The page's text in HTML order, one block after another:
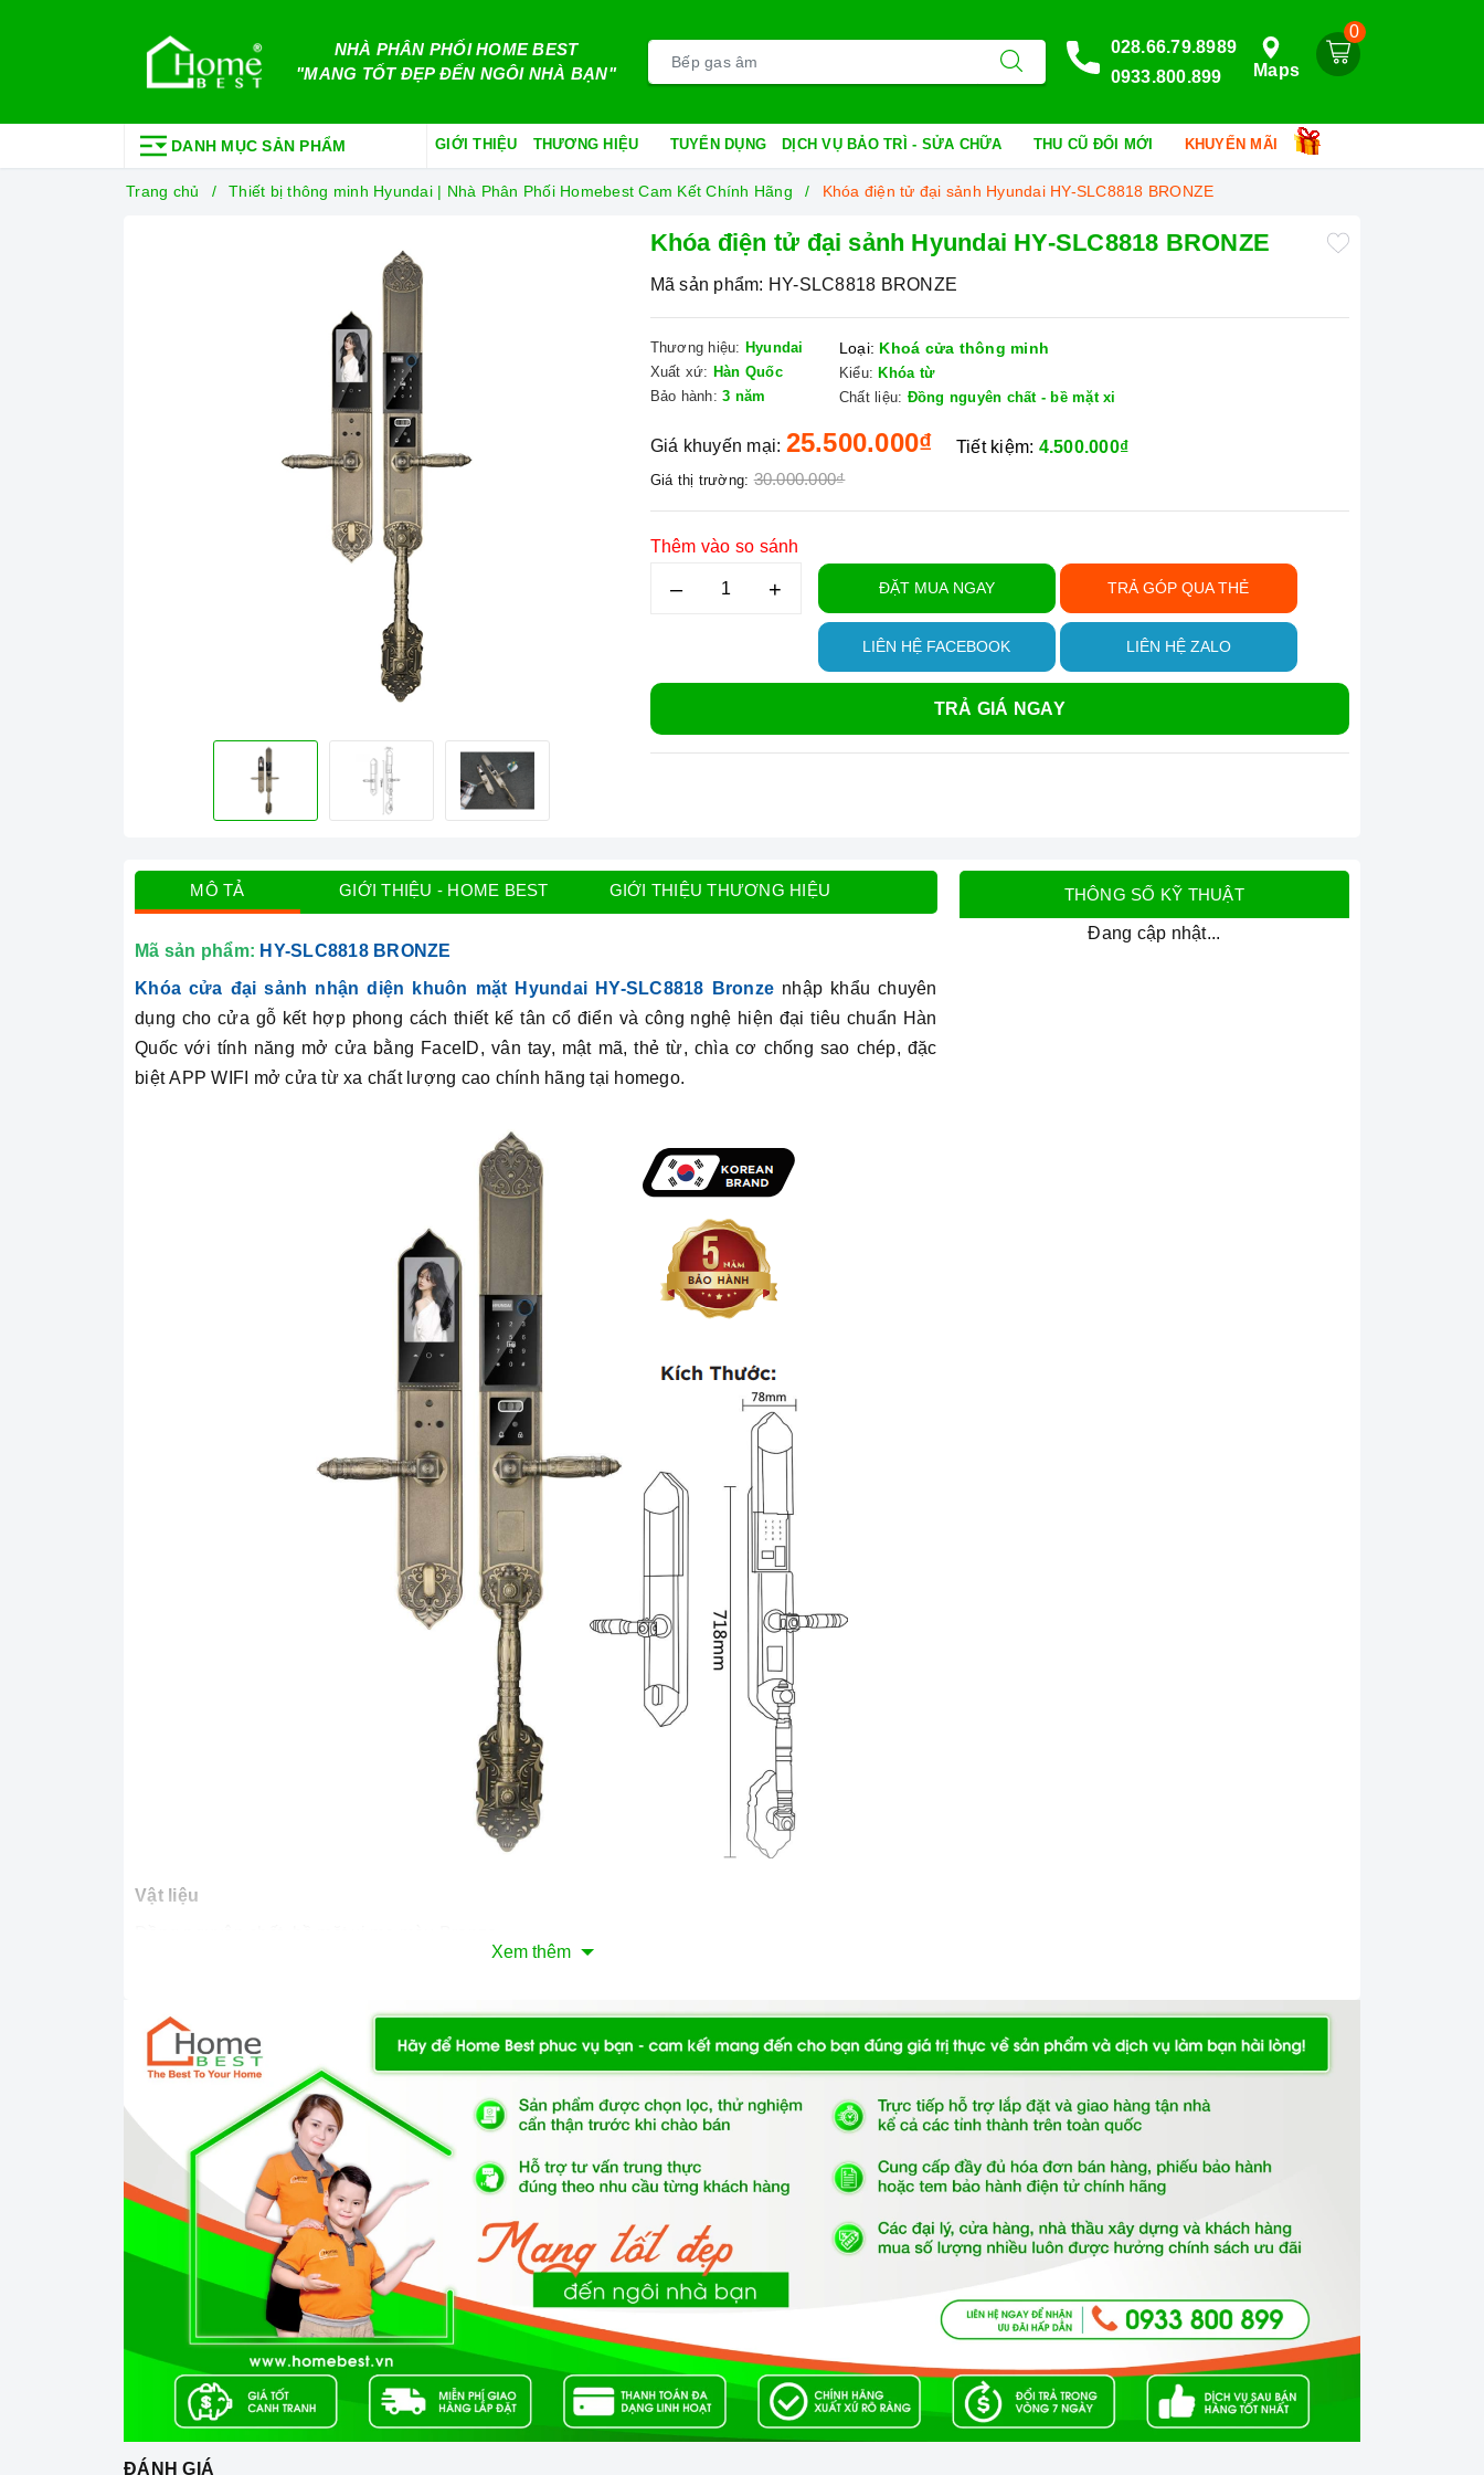
NHÀ PHÂN PHỐI HOME BEST
"MANG TỐT ĐẸP ĐẾN NGÔI NHÀ BẠN"
0
Maps
028.66.79.8989
0933.800.899
DANH MỤC SẢN PHẨM GIỚI THIỆU THƯƠNG HIỆU TUYỂN DỤNG DỊCH VỤ BẢO TRÌ - SỬA CHỮA THU CŨ ĐỔI MỚI KHUYẾN MÃI
Trang chủ Thiết bị thông minh Hyundai | Nhà Phân Phối Homebest Cam Kết Chính Hãng Khóa điện tử đại sảnh Hyundai HY-SLC8818 BRONZE
Khóa điện tử đại sảnh Hyundai HY-SLC8818 BRONZE
Mã sản phẩm: HY-SLC8818 BRONZE
Thương hiệu: Hyundai
Xuất xứ: Hàn Quốc
Bảo hành: 3 năm
Loại: Khoá cửa thông minh
Kiểu: Khóa từ
Chất liệu: Đồng nguyên chất - bề mặt xi
Giá khuyến mại: 25.500.000₫
Giá thị trường: 30.000.000₫
Tiết kiệm: 4.500.000₫
Thêm vào so sánh
– + ĐẶT MUA NGAY TRẢ GÓP QUA THẺ
LIÊN HỆ FACEBOOK LIÊN HỆ ZALO
TRẢ GIÁ NGAY
MÔ TẢ GIỚI THIỆU - HOME BEST GIỚI THIỆU THƯƠNG HIỆU
Mã sản phẩm: HY-SLC8818BRONZE
Khóa cửa đại sảnh nhận diện khuôn mặt Hyundai HY-SLC8818 Bronze nhập khẩu chuyên
dụng cho cửa gỗ kết hợp phong cách thiết kế tân cổ điển và công nghệ hiện đại tiêu chuẩn Hàn
Quốc với tính năng mở cửa bằng FaceID, vân tay, mật mã, thẻ từ, chìa cơ chống sao chép, đặc
biệt APP WIFI mở cửa từ xa chất lượng cao chính hãng tại homego.
Vật liệu
Hyundai HY-SLC8818Bronze
1. Mở khóa từ xa bằng App Wifi : Mở từ xa, quản lý người dùng, lịch sử ra vào
2. Mở khóa bằng vân tay : công nghệ FPC Thuỵ Điển
3. Mở khóa bằng mật mã
4. Mở khóa bằng thẻ từ
5. Chìa khóa chống sao chép
6. Nhận diện khuôn mặt Face ID 3D: Mở khoá nhanh trong vòng 0,5s, chống làm giả nhận diện, mở
khoá bằng hình ảnh
Xem thêm
THÔNG SỐ KỸ THUẬT
Đang cập nhật...
ĐÁNH GIÁ